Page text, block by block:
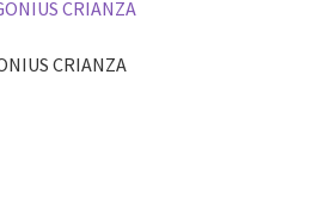
CRIANZA